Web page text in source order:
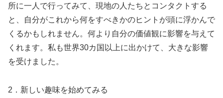
所に一人で行ってみて、現地の人たちとコンタクトする
と、自分がこれから何をすべきかのヒントが頭に浮かんで
くるかもしれません。何より自分の価値観に影響を与えて
くれます。私も世界30カ国以上に出かけて、大きな影響
を受けました。
2．新しい趣味を始めてみる